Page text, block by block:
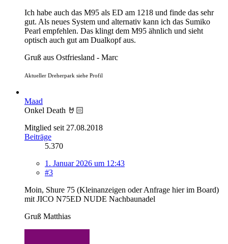
Ich habe auch das M95 als ED am 1218 und finde das sehr
gut. Als neues System und alternativ kann ich das Sumiko
Pearl empfehlen. Das klingt dem M95 ähnlich und sieht
optisch auch gut am Dualkopf aus.
Gruß aus Ostfriesland - Marc
Aktueller Dreherpark siehe Profil
Maad
Onkel Death 🤘🏻
Mitglied seit 27.08.2018
Beiträge
5.370
1. Januar 2026 um 12:43
#3
Moin, Shure 75 (Kleinanzeigen oder Anfrage hier im Board)
mit JICO N75ED NUDE Nachbaunadel
Gruß Matthias